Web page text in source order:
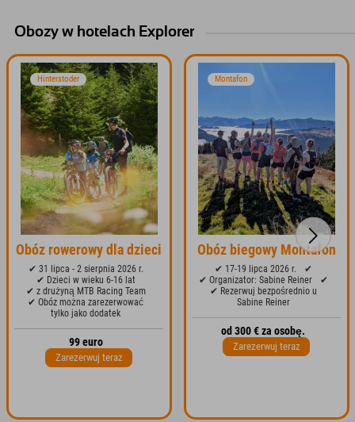
Obozy w hotelach Explorer
Hinterstoder
Obóz rowerowy dla dzieci
✔ 31 lipca - 2 sierpnia 2026 r.
✔ Dzieci w wieku 6-16 lat
✔ z drużyną MTB Racing Team
✔ Obóz można zarezerwować
tylko jako dodatek
99 euro
Zarezerwuj teraz
Montafon
Obóz biegowy Montafon
✔ 17-19 lipca 2026 r.
✔
✔ Organizator: Sabine Reiner
✔
✔ Rezerwuj bezpośrednio u
Sabine Reiner
od 300 € za osobę.
Zarezerwuj teraz